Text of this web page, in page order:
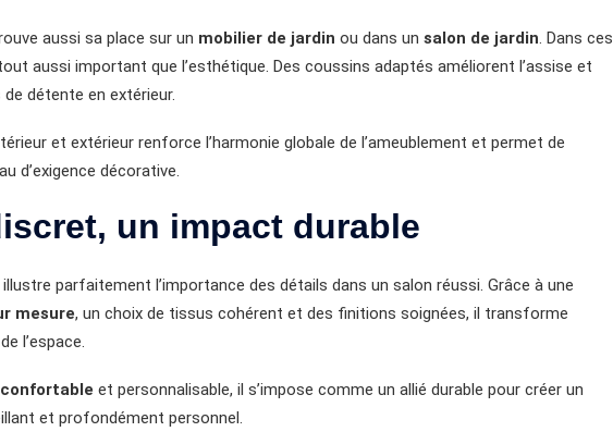
aussi sa place sur un mobilier de jardin ou dans un salon de jardin. Dans ces
aussi important que l’esthétique. Des coussins adaptés améliorent l’assise et
détente en extérieur.
et extérieur renforce l’harmonie globale de l’ameublement et permet de
d’exigence décorative.
un impact durable
illustre parfaitement l’importance des détails dans un salon réussi. Grâce à une
mesure, un choix de tissus cohérent et des finitions soignées, il transforme
l’espace.
et personnalisable, il s’impose comme un allié durable pour créer un
et profondément personnel.